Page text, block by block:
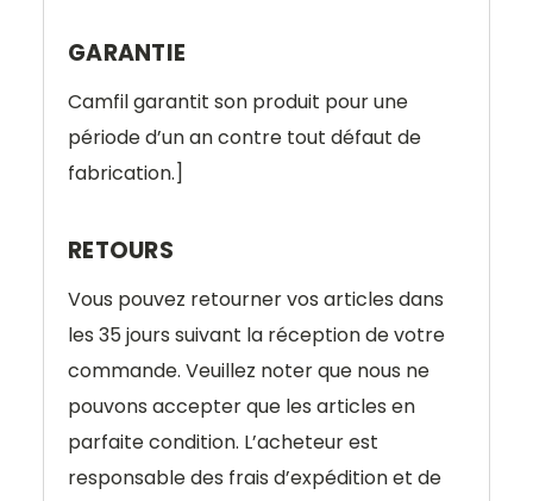
GARANTIE
Camfil garantit son produit pour une
période d’un an contre tout défaut de
fabrication.]
RETOURS
Vous pouvez retourner vos articles dans
les 35 jours suivant la réception de votre
commande. Veuillez noter que nous ne
pouvons accepter que les articles en
parfaite condition. L’acheteur est
responsable des frais d’expédition et de